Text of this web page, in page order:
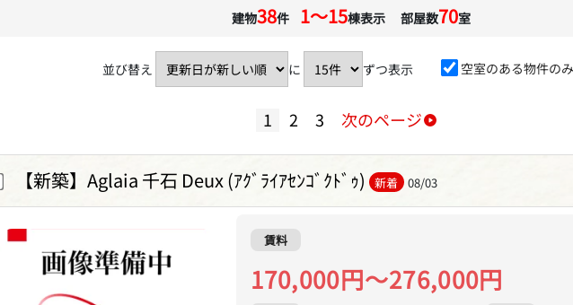
建物38件 1〜15棟表示 部屋数70室
並び替え に ずつ表示 空室のある物件の
1 2 3 次のページ
【新築】Aglaia 千石 Deux (ｱｸﾞﾗｲｱｾﾝｺﾞｸﾄﾞｩ) 新着 08/03
賃料
170,000円～276,000円